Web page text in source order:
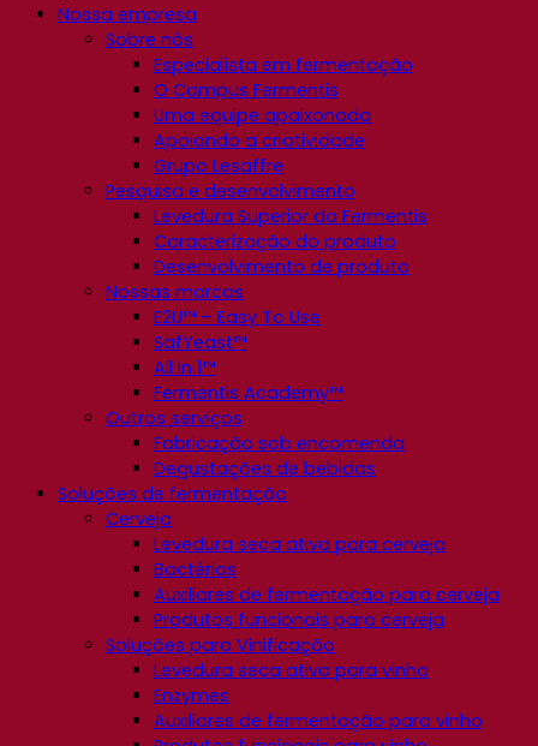
Nossa empresa
Sobre nós
Especialista em fermentação
O Campus Fermentis
Uma equipe apaixonada
Apoiando a criatividade
Grupo Lesaffre
Pesquisa e desenvolvimento
Levedura Superior da Fermentis
Caracterização do produto
Desenvolvimento de produto
Nossas marcas
E2U™ – Easy To Use
SafYeast™
All In 1™
Fermentis Academy™
Outros serviços
Fabricação sob encomenda
Degustações de bebidas
Soluções de fermentação
Cerveja
Levedura seca ativa para cerveja
Bactérias
Auxiliares de fermentação para cerveja
Produtos funcionais para cerveja
Soluções para Vinificação
Levedura seca ativa para vinho
Enzymes
Auxiliares de fermentação para vinho